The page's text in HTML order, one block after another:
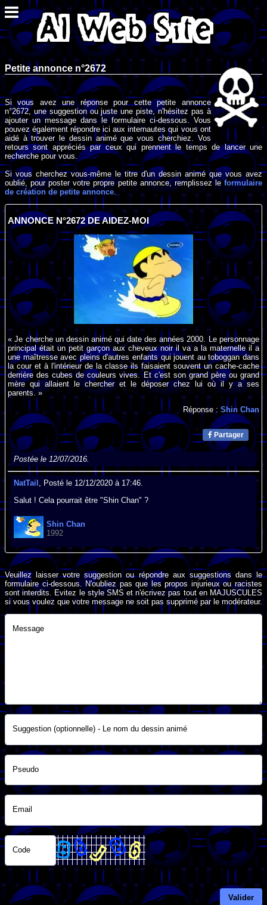
Petite annonce n°2672
Si vous avez une réponse pour cette petite annonce
n°2672, une suggestion ou juste une piste, n'hésitez pas à
ajouter un message dans le formulaire ci-dessous. Vous
pouvez également répondre ici aux internautes qui vous ont
aidé à trouver le dessin animé que vous cherchiez. Vos
retours sont appréciés par ceux qui prennent le temps de lancer une
recherche pour vous.
Si vous cherchez vous-même le titre d'un dessin animé que vous avez
oublié, pour poster votre propre petite annonce, remplissez leformulaire
de création de petite annonce .
ANNONCE N°2672 DE AIDEZ-MOI
« Je cherche un dessin animé qui date des années 2000. Le personnage
principal était un petit garçon aux cheveux noir il va a la maternelle il a
une maîtresse avec pleins d'autres enfants qui jouent au toboggan dans
la cour et à l'intérieur de la classe ils faisaient souvent un cache-cache
derrière des cubes de couleurs vives. Et c'est son grand père ou grand
mère qui allaient le chercher et le déposer chez lui où il y a ses
parents. »
Réponse : Shin Chan
Partager
Postée le 12/07/2016.
NatTail , Posté le 12/12/2020 à 17:46.
Salut ! Cela pourrait être "Shin Chan" ?
Shin Chan
1992
Veuillez laisser votre suggestion ou répondre aux suggestions dans le
formulaire ci-dessous. N'oubliez pas que les propos injurieux ou racistes
sont interdits. Evitez le style SMS et n'écrivez pas tout en MAJUSCULES
si vous voulez que votre message ne soit pas supprimé par le modérateur.
Message
Suggestion (optionnelle) - Le nom du dessin animé
Pseudo
Email
Code
Valider